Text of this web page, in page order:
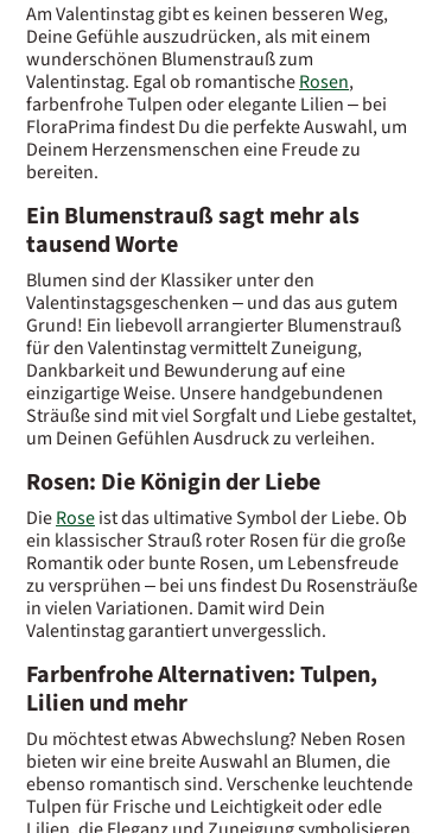
Am Valentinstag gibt es keinen besseren Weg,
Deine Gefühle auszudrücken, als mit einem
wunderschönen Blumenstrauß zum
Valentinstag. Egal ob romantischeRosen,
farbenfrohe Tulpen oder elegante Lilien – bei
FloraPrima findest Du die perfekte Auswahl, um
Deinem Herzensmenschen eine Freude zu
bereiten.
Ein Blumenstrauß sagt mehr als
tausend Worte
Blumen sind der Klassiker unter den
Valentinstagsgeschenken – und das aus gutem
Grund! Ein liebevoll arrangierter Blumenstrauß
für den Valentinstag vermittelt Zuneigung,
Dankbarkeit und Bewunderung auf eine
einzigartige Weise. Unsere handgebundenen
Sträuße sind mit viel Sorgfalt und Liebe gestaltet,
um Deinen Gefühlen Ausdruck zu verleihen.
Rosen: Die Königin der Liebe
DieRoseist das ultimative Symbol der Liebe. Ob
ein klassischer Strauß roter Rosen für die große
Romantik oder bunte Rosen, um Lebensfreude
zu versprühen – bei uns findest Du Rosensträuße
in vielen Variationen. Damit wird Dein
Valentinstag garantiert unvergesslich.
Farbenfrohe Alternativen: Tulpen,
Lilien und mehr
Du möchtest etwas Abwechslung? Neben Rosen
bieten wir eine breite Auswahl an Blumen, die
ebenso romantisch sind. Verschenke leuchtende
Tulpen für Frische und Leichtigkeit oder edle